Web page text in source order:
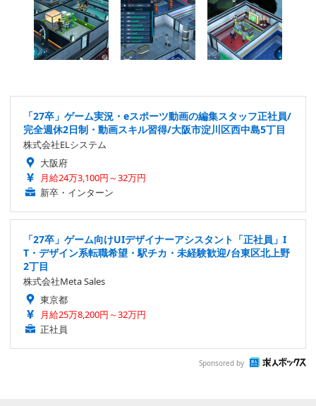
「27卒」ゲーム実況・eスポーツ動画の編集スタッフ正社員/
完全週休2日制・動画スキル習得/大阪市淀川区西中島5丁目
株式会社ELシステム
大阪府
月給24万3,100円～32万円
新卒・インターン
「27卒」ゲーム向けUIデザイナーアシスタント「正社員」I
T・デザイン系転職希望・駅チカ・未経験歓迎/台東区北上野
2丁目
株式会社Meta Sales
東京都
月給25万8,200円～32万円
正社員
Sponsored by